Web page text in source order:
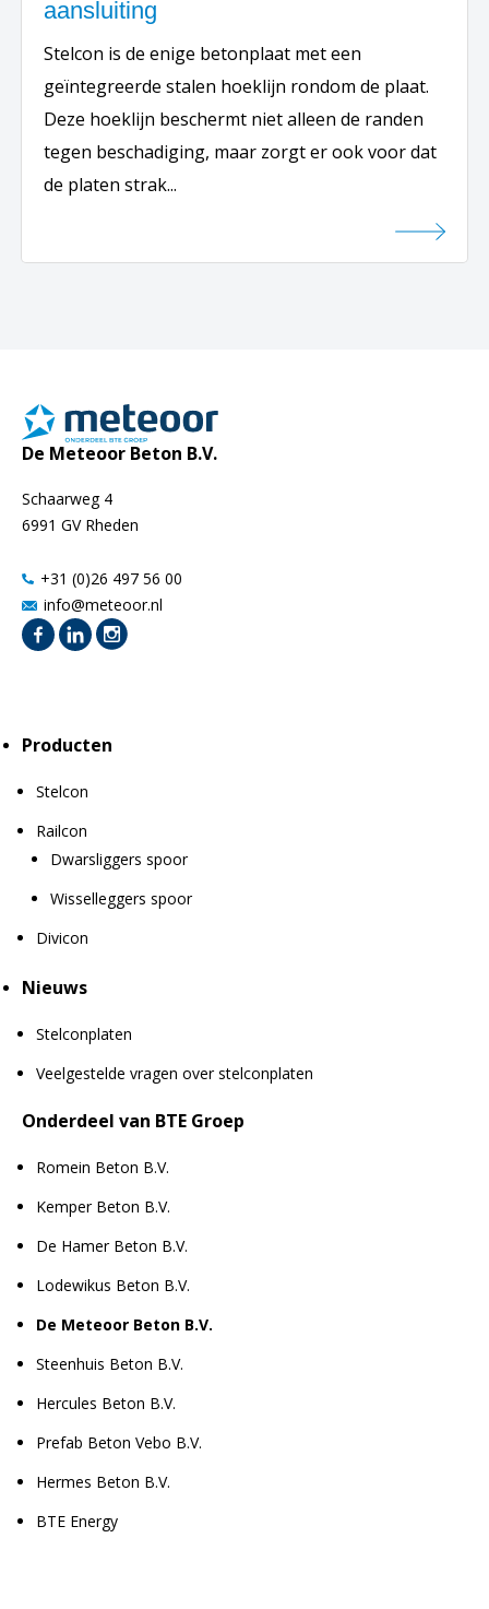
aansluiting
Stelcon is de enige betonplaat met een
geïntegreerde stalen hoeklijn rondom de plaat.
Deze hoeklijn beschermt niet alleen de randen
tegen beschadiging, maar zorgt er ook voor dat
de platen strak...
De Meteoor Beton B.V.
Schaarweg 4
6991 GV Rheden
+31 (0)26 497 56 00
info@meteoor.nl
Producten
Stelcon
Railcon
Dwarsliggers spoor
Wisselleggers spoor
Divicon
Nieuws
Stelconplaten
Veelgestelde vragen over stelconplaten
Onderdeel van BTE Groep
Romein Beton B.V.
Kemper Beton B.V.
De Hamer Beton B.V.
Lodewikus Beton B.V.
De Meteoor Beton B.V.
Steenhuis Beton B.V.
Hercules Beton B.V.
Prefab Beton Vebo B.V.
Hermes Beton B.V.
BTE Energy